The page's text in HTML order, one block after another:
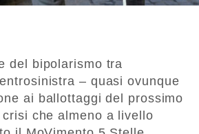
del bipolarismo tra
– quasi ovunque
ai ballottaggi del prossimo
che almeno a livello